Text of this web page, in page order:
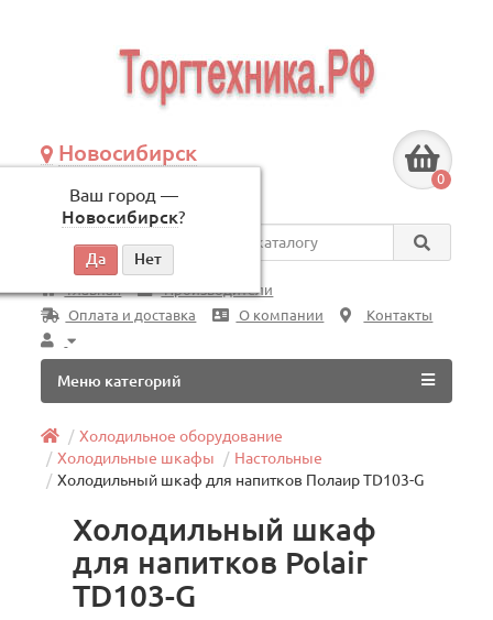
Новосибирск
Ваш город —
Новосибирск?
по будням, с 09:00 до 18:00
0
Везде
Главная
Производители
Оплата и доставка
О компании Контакты
Меню категорий
Холодильное оборудование
Холодильные шкафы
Настольные
Холодильный шкаф для напитков Полаир TD103-G
Холодильный шкаф
для напитков Polair
TD103-G